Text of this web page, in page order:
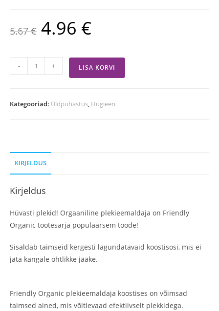
5.67€ 4.96 €
- + LISA KORVI
Kategooriad: Üldpuhastus, Hügieen
KIRJELDUS
Kirjeldus
Hüvasti plekid! Orgaaniline plekieemaldaja on Friendly
Organic tootesarja populaarsem toode!
Sisaldab taimseid kergesti lagundatavaid koostisosi, mis ei
jäta kangale ohtlikke jääke.
Friendly Organic plekieemaldaja koostises on võimsad
taimsed ained, mis võitlevaad efektiivselt plekkidega.